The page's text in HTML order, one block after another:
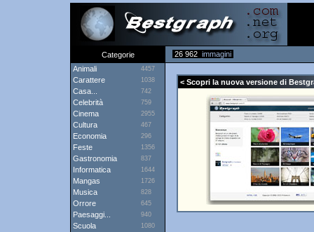
Categorie 26 962 immagini
Animali
4457
Carattere 1038
Casa... 742
Celebrità 759
Cinema 2955
Cultura 467
Economia 296
Feste 1356
Gastronomia 837
Informatica 1644
Mangas 1726
Musica 828
Orrore 645
Paesaggi... 940
Scuola 1080
< Scopri la nuova versione di